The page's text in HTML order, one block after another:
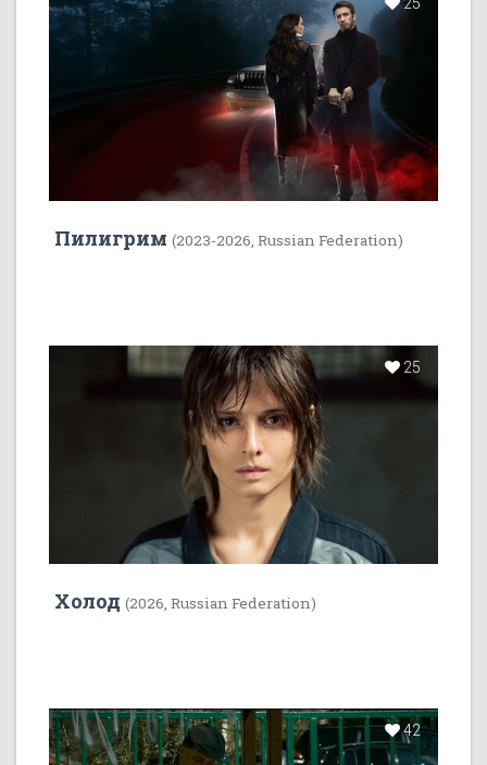
Пилигрим (2023-2026, Russian Federation)
25
Холод (2026, Russian Federation)
42